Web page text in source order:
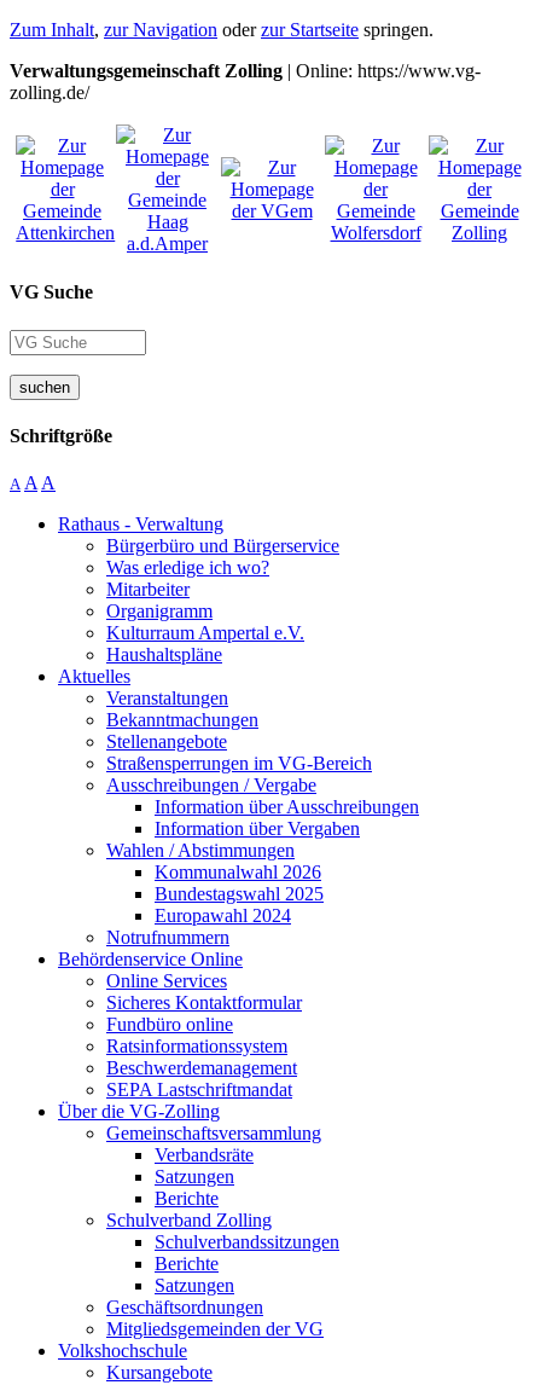
Zum Inhalt, zur Navigation oderzur Startseite springen.
Verwaltungsgemeinschaft Zolling | Online: https://www.vg-
zolling.de/
VG Suche
suchen
Schriftgröße
A A A
Rathaus - Verwaltung
Bürgerbüro und Bürgerservice
Was erledige ich wo?
Mitarbeiter
Organigramm
Kulturraum Ampertal e.V.
Haushaltspläne
Aktuelles
Veranstaltungen
Bekanntmachungen
Stellenangebote
Straßensperrungen im VG-Bereich
Ausschreibungen / Vergabe
Information über Ausschreibungen
Information über Vergaben
Wahlen / Abstimmungen
Kommunalwahl 2026
Bundestagswahl 2025
Europawahl 2024
Notrufnummern
Behördenservice Online
Online Services
Sicheres Kontaktformular
Fundbüro online
Ratsinformationssystem
Beschwerdemanagement
SEPA Lastschriftmandat
Über die VG-Zolling
Gemeinschaftsversammlung
Verbandsräte
Satzungen
Berichte
Schulverband Zolling
Schulverbandssitzungen
Berichte
Satzungen
Geschäftsordnungen
Mitgliedsgemeinden der VG
Volkshochschule
Kursangebote